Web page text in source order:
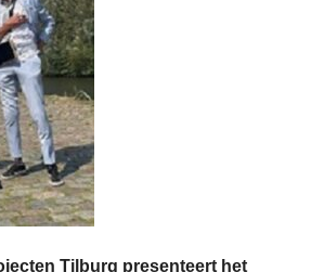
Tilburg presenteert het